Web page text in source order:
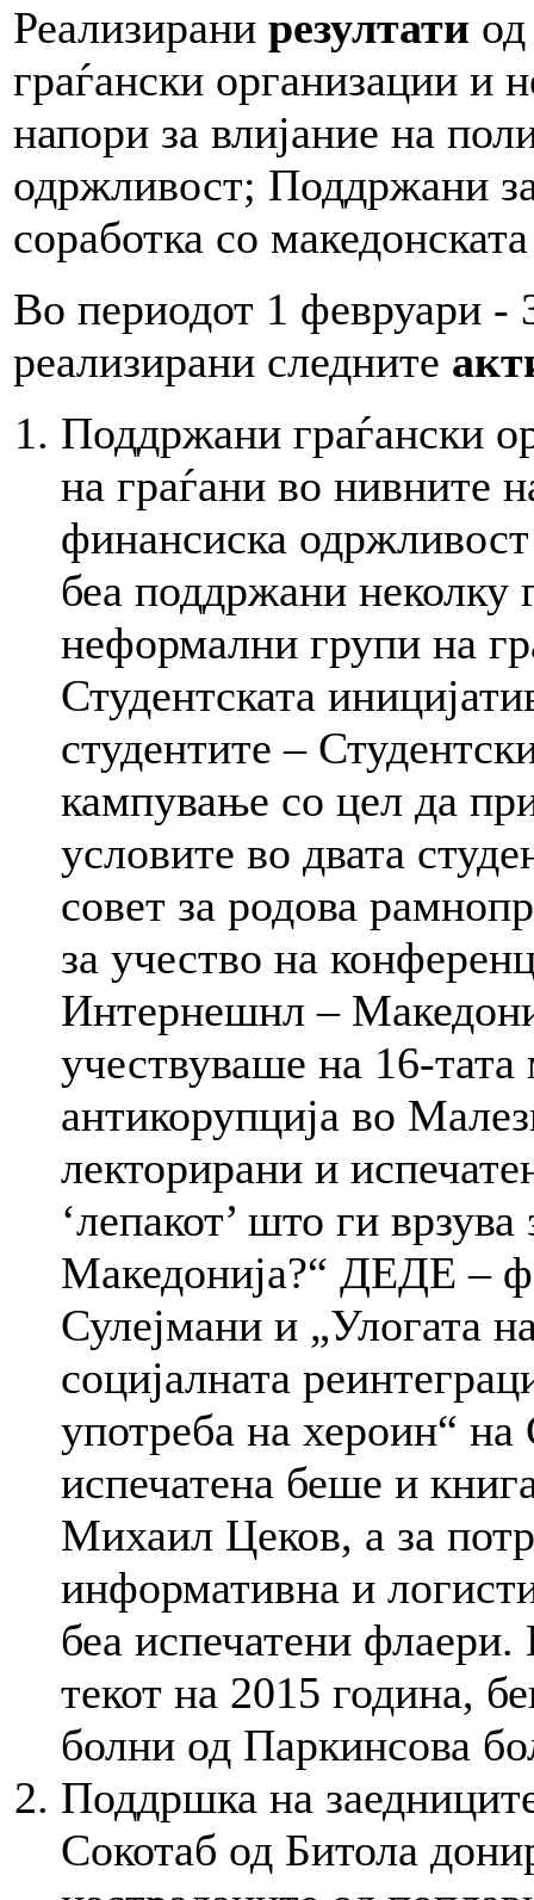
Реализирани резултати
граѓански организации и
напори за влијание на
одржливост; Поддржани
соработка со
Во периодот 1 февруари -
реализирани следните
Поддржани граѓански
на граѓани во нивните
финансиска
беа поддржани неколку
неформални групи на
Студентската
студентите –
кампување со цел да
условите во двата
совет за родова
за учество на
Интернешнл –
учествуваше на 16-
антикорупција во
лекторирани и
‘лепакот’ што ги
Македонија?“ ДЕДЕ –
Сулејмани и „Улогата
социјалната
употреба на хероин“
испечатена беше и
Михаил Цеков, а за
информативна и
беа испечатени
текот на 2015 година,
болни од Паркинсова
Поддршка на
Сокотаб од Битола